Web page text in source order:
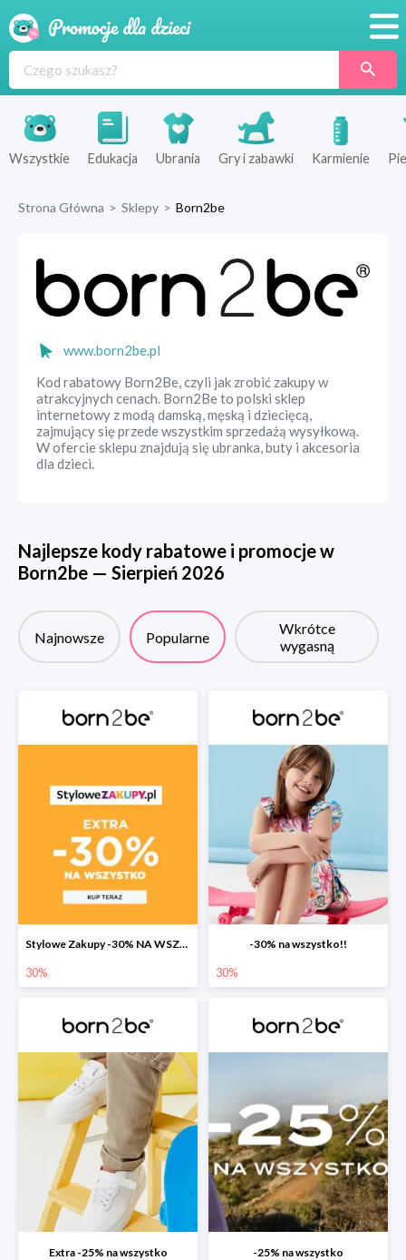
Produkty
Sklepy
Wszystkie Edukacja Ubrania Gry i zabawki Karmienie
Strona Główna > Sklepy > Born2be
www.born2be.pl
Kod rabatowy Born2Be, czyli jak zrobić zakupy w
atrakcyjnych cenach. Born2Be to polski sklep
internetowy z modą damską, męską i dziecięcą,
zajmujący się przede wszystkim sprzedażą wysyłkową.
W ofercie sklepu znajdują się ubranka, buty i akcesoria
dla dzieci.
Najlepsze kody rabatowe i promocje w
Born2be — Sierpień 2026
Najnowsze Popularne
Wkrótce
wygasną
Stylowe Zakupy -30% NA WSZYSTKO w born2be!
30%
-30% na wszystko!!
30%
Extra -25% na wszystko -25% na wszystko